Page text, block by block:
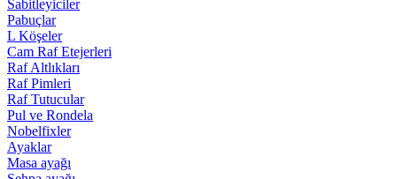
Sabitleyiciler
Pabuçlar
L Köşeler
Cam Raf Etejerleri
Raf Altlıkları
Raf Pimleri
Raf Tutucular
Pul ve Rondela
Nobelfixler
Ayaklar
Masa ayağı